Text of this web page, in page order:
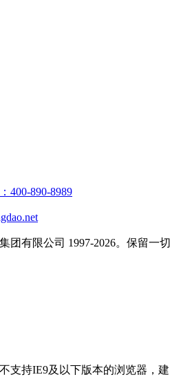
400-890-8989
团有限公司 1997-2026。保留一切
支持IE9及以下版本的浏览器，建